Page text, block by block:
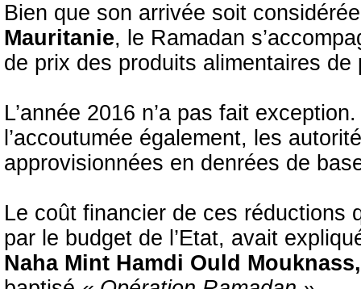
Bien que son arrivée soit
Mauritanie, le Ramadan
de prix des produits alimentaires de
L’année 2016 n’a pas fait
l’accoutumée également, les
approvisionnées en denrées de
Le coût financier de ces réductions
par le budget de l’Etat, avait
Naha Mint Hamdi Ould Mouknass,